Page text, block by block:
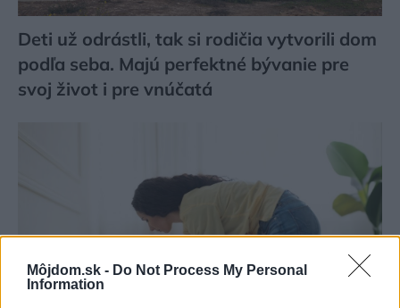
Môjdom.sk - Do Not Process My Personal
Information
Deti už odrástli, tak si rodičia vytvorili dom
podľa seba. Majú perfektné bývanie pre
svoj život i pre vnúčatá